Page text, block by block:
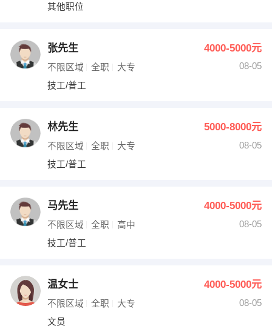
其他职位
张先生 4000-5000元
不限区域 全职 大专
08-05
技工/普工
林先生 5000-8000元
不限区域 全职 大专
08-05
技工/普工
马先生 4000-5000元
不限区域 全职 高中
08-05
技工/普工
温女士 4000-5000元
不限区域 全职 大专
08-05
文员